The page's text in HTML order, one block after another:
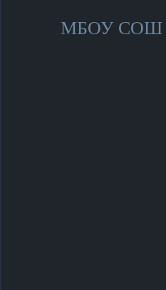
МБОУ СОШ